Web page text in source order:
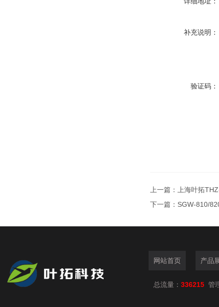
补充说明：
验证码：
上一篇：
上海叶拓
下一篇： SGW-810/
网站首页 产品
总流量： 336215 管